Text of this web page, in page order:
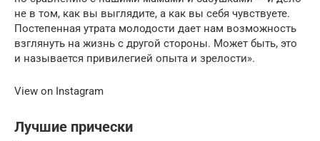
не в том, как вы выглядите, а как вы себя чувствуете.
Постепенная утрата молодости дает нам возможность
взглянуть на жизнь с другой стороны. Может быть, это
и называется привилегией опыта и зрелости».
View on Instagram
Лучшие прически